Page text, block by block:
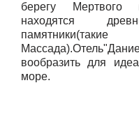
берегу Мертвого
находятся
вообразить для
море.